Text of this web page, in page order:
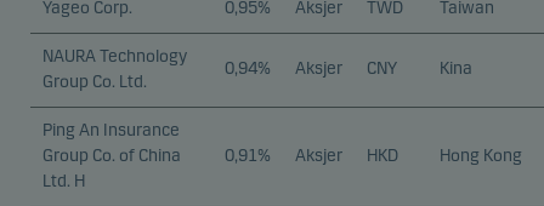
Yageo Corp. 0,95% Aksjer TWD Taiwan
NAURA Technology
Group Co. Ltd.
0,94% Aksjer CNY Kina
Ping An Insurance
Group Co. of China
Ltd. H
0,91% Aksjer HKD Hong Kong